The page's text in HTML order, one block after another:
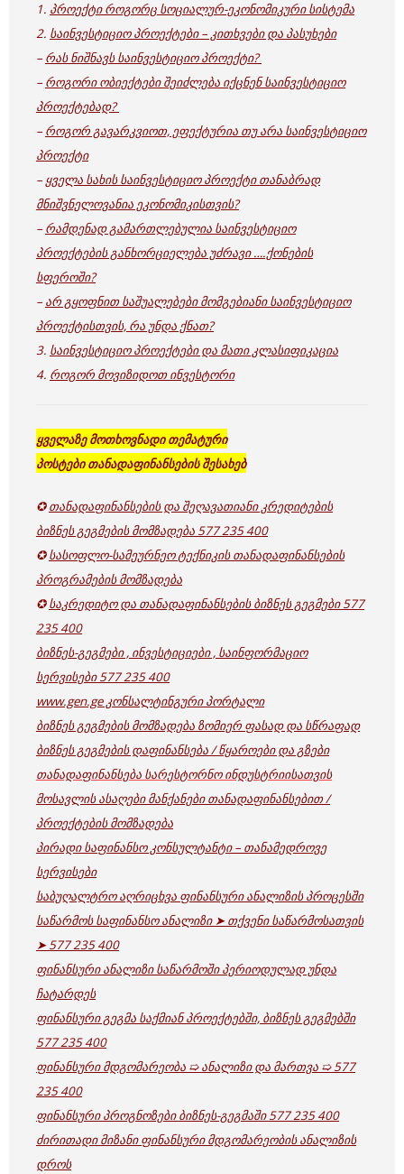
1. პროექტი როგორც სოციალურ-ეკონომიკური სისტემა
2. საინვესტიციო პროექტები – კითხვები და პასუხები
– რას ნიშნავს საინვესტიციო პროექტი?
– როგორი ობიექტები შეიძლება იქცნენ საინვესტიციო
პროექტებად?
– როგორ გავარკვიოთ, ეფექტურია თუ არა საინვესტიციო
პროექტი
–ყველა სახის საინვესტიციო პროექტი თანაბრად
მნიშვნელოვანია ეკონომიკისთვის?
– რამდენად გამართლებულია საინვესტიციო
პროექტების განხორციელება უძრავი ….ქონების
სფეროში?
– არ გყოფნით საშუალებები მომგებიანი საინვესტიციო
პროექტისთვის, რა უნდა ქნათ?
3. საინვესტიციო პროექტები და მათი კლასიფიკაცია
4. როგორ მოვიზიდოთ ინვესტორი
ყველაზე მოთხოვნადი თემატური
პოსტები თანადაფინანსების შესახებ
✪თანადაფინანსების და შეღავათიანი კრედიტების
ბიზნეს გეგმების მომზადება 577 235 400
✪სასოფლო-სამეურნეო ტექნიკის თანადაფინანსების
პროგრამების მომზადება
✪საკრედიტო და თანადაფინანსების ბიზნეს გეგმები 577
235 400
ბიზნეს-გეგმები , ინვესტიციები , საინფორმაციო
სერვისები 577 235 400
www.gen.ge კონსალტინგური პორტალი
ბიზნეს გეგმების მომზადება ზომიერ ფასად და სწრაფად
ბიზნეს გეგმების დაფინანსება / წყაროები და გზები
თანადაფინანსება სარესტორნო ინდუსტრიისათვის
მოსავლის ასაღები მანქანები თანადაფინანსებით /
პროექტების მომზადება
პირადი საფინანსო კონსულტანტი – თანამედროვე
სერვისები
საბუღალტრო აღრიცხვა ფინანსური ანალიზის პროცესში
საწარმოს საფინანსო ანალიზი ➤ თქვენი საწარმოსათვის
➤ 577 235 400
ფინანსური ანალიზი საწარმოში პერიოდულად უნდა
ჩატარდეს
ფინანსური გეგმა საქმიან პროექტებში, ბიზნეს გეგმებში
577 235 400
ფინანსური მდგომარეობა ➯ ანალიზი და მართვა ➯ 577
235 400
ფინანსური პროგნოზები ბიზნეს-გეგმაში 577 235 400
ძირითადი მიზანი ფინანსური მდგომარეობის ანალიზის
დროს